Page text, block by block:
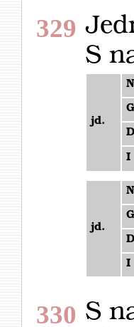
329
S
jd.
G
I
jd.
G
I
330 S